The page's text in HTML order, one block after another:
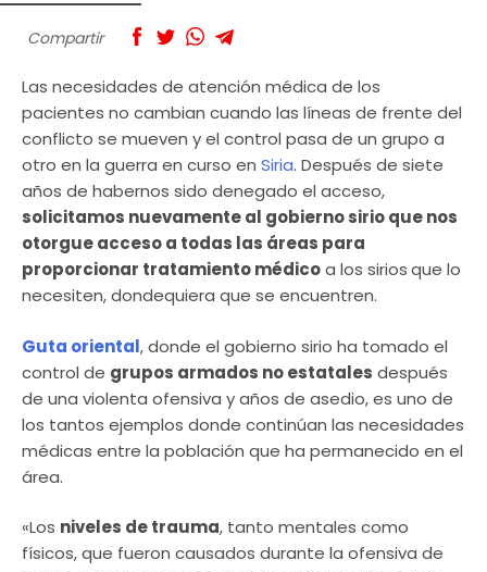
Compartir
Las necesidades de atención médica de los
pacientes no cambian cuando las líneas de frente del
conflicto se mueven y el control pasa de un grupo a
otro en la guerra en curso en Siria. Después de siete
años de habernos sido denegado el acceso,
solicitamos nuevamente al gobierno sirio que nos
otorgue acceso a todas las áreas para
proporcionar tratamiento médicoa los siriosque lo
necesiten, dondequiera que se encuentren.
Guta oriental, donde el gobierno sirio ha tomado el
control de grupos armados no estatales después
de una violenta ofensiva y años de asedio, es uno de
los tantos ejemplos donde continúan las necesidades
médicas entre la población que ha permanecido en el
área.
«Los niveles de trauma, tanto mentales como
físicos, que fueron causados durante la ofensiva de